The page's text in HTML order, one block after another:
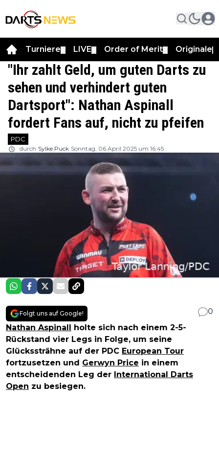
Turniere LIVE Order of Merit Originale
"Ihr zahlt Geld, um guten Darts zu
sehen und verhindert guten
Dartsport": Nathan Aspinall
fordert Fans auf, nicht zu pfeifen
PDC
durch Sylke Puck Sonntag, 06 April 2025 um 16:45
Folgt uns auf Google!
0
Nathan Aspinall holte sich nach einem 2-5-
Rückstand vier Legs in Folge, um seine
Glückssträhne auf der PDC European Tour
fortzusetzen und Gerwyn Price in einem
entscheidenden Leg der International Darts
Open zu besiegen.